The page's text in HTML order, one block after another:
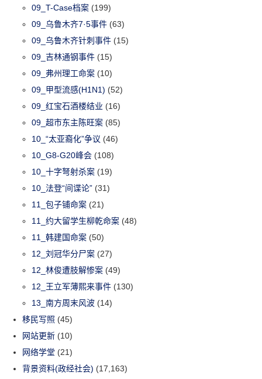
09_T-Case档案 (199)
09_乌鲁木齐7·5事件 (63)
09_乌鲁木齐针刺事件 (15)
09_吉林通钢事件 (15)
09_弗州理工命案 (10)
09_甲型流感(H1N1) (52)
09_红宝石酒楼结业 (16)
09_超市东主陈旺案 (85)
10_“太亚裔化”争议 (46)
10_G8-G20峰会 (108)
10_十字弩射杀案 (19)
10_法登“间谍论” (31)
11_包子铺命案 (21)
11_约大留学生柳乾命案 (48)
11_韩建国命案 (50)
12_刘冠华分尸案 (27)
12_林俊遭肢解惨案 (49)
12_王立军薄熙来事件 (130)
13_南方周末风波 (14)
移民写照 (45)
网站更新 (10)
网络学堂 (21)
背景资料(政经社会) (17,163)